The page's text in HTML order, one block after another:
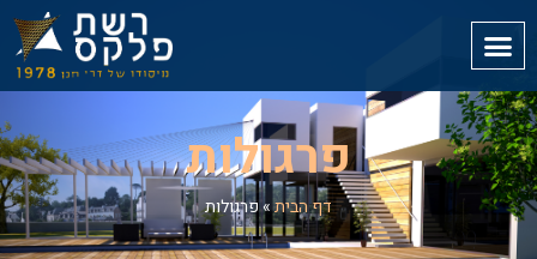
פרגולות
דף הבית»פרגולות